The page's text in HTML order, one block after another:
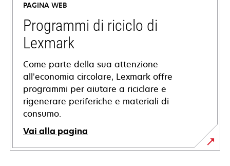
una
nuova
scheda
PAGINA WEB
Programmi di riciclo di
Lexmark
Come parte della sua attenzione
all’economia circolare, Lexmark offre
programmi per aiutare a riciclare e
rigenerare periferiche e materiali di
consumo.
Vai alla pagina